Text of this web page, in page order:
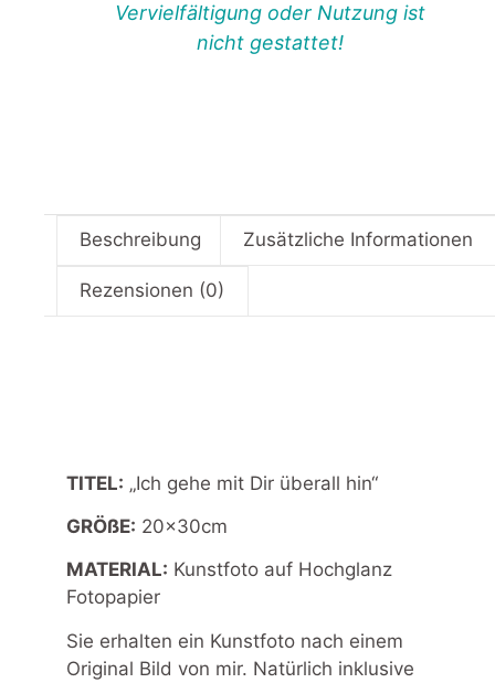
Vervielfältigung oder Nutzung ist
nicht gestattet!
Beschreibung Zusätzliche Informationen
Rezensionen (0)
TITEL: „Ich gehe mit Dir überall hin“
GRÖßE: 20x30cm
MATERIAL: Kunstfoto auf Hochglanz
Fotopapier
Sie erhalten ein Kunstfoto nach einem
Original Bild von mir. Natürlich inklusive